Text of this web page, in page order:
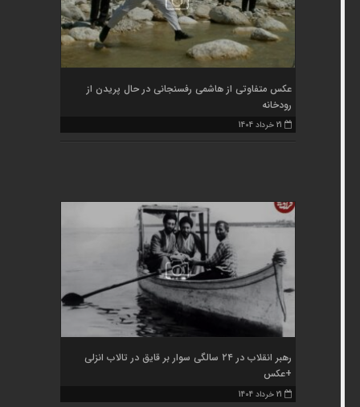
عکس متفاوتی از هاشمی رفسنجانی در حال پریدن از
رودخانه
رهبر انقلاب در ۲۴ سالگی سوار بر قایق در تالاب انزلی
+عکس